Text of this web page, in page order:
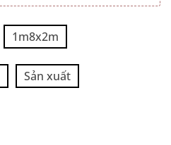
1m8x2m
Sản xuất